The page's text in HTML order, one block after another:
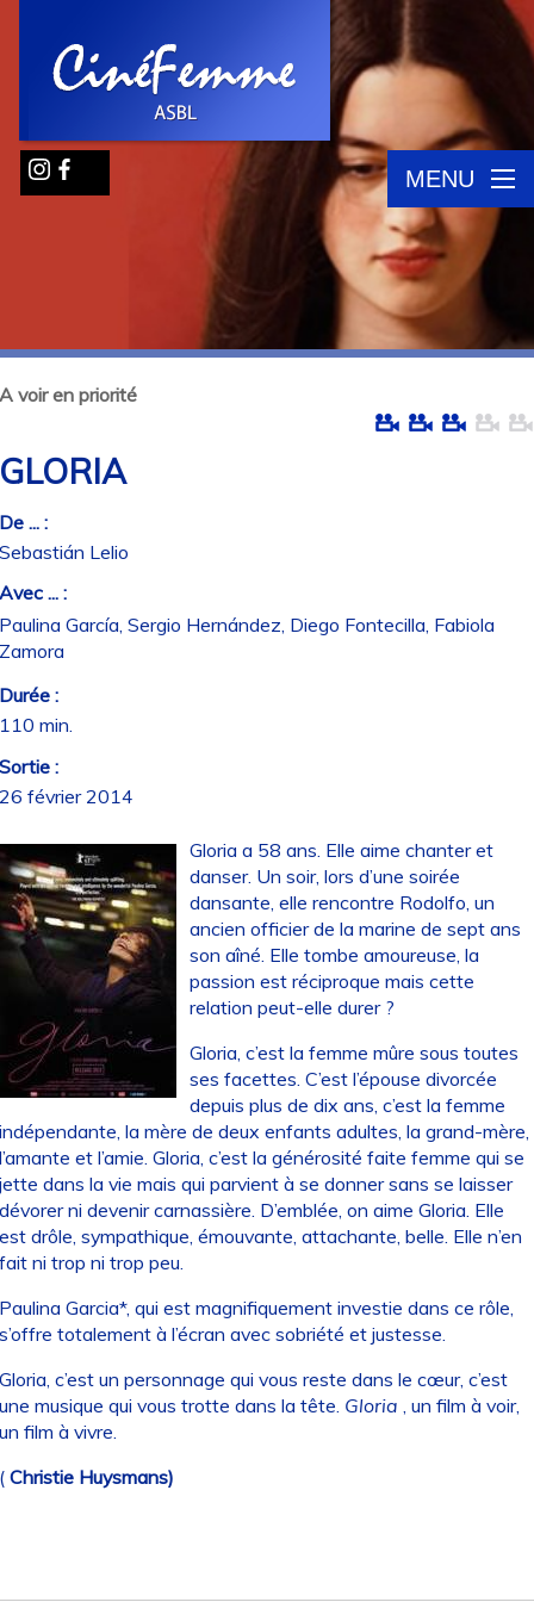
MENU
voir en priorité
... :
Lelio
... :
García, Sergio Hernández, Diego Fontecilla, Fabiola
:
min.
:
février 2014
Gloria a 58 ans. Elle aime chanter et
danser. Un soir, lors d’une soirée
dansante, elle rencontre Rodolfo, un
ancien officier de la marine de sept ans
son aîné. Elle tombe amoureuse, la
passion est réciproque mais cette
relation peut-elle durer ?
Gloria, c’est la femme mûre sous toutes
ses facettes. C’est l’épouse divorcée
depuis plus de dix ans, c’est la femme
la mère de deux enfants adultes, la grand-mère,
et l’amie. Gloria, c’est la générosité faite femme qui se
dans la vie mais qui parvient à se donner sans se laisser
ni devenir carnassière. D’emblée, on aime Gloria. Elle
drôle, sympathique, émouvante, attachante, belle. Elle n’en
ni trop ni trop peu.
Garcia*, qui est magnifiquement investie dans ce rôle,
totalement à l’écran avec sobriété et justesse.
c’est un personnage qui vous reste dans le cœur, c’est
musique qui vous trotte dans la tête. Gloria , un film à voir,
film à vivre.
Christie Huysmans)